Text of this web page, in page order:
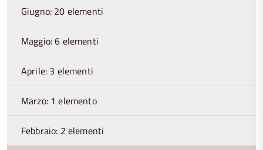
Giugno: 20 elementi
Maggio: 6 elementi
Aprile: 3 elementi
Marzo: 1 elemento
Febbraio: 2 elementi